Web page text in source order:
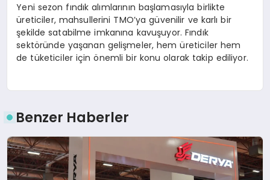
Yeni sezon fındık alımlarının başlamasıyla birlikte
üreticiler, mahsullerini TMO’ya güvenilir ve karlı bir
şekilde satabilme imkanına kavuşuyor. Fındık
sektöründe yaşanan gelişmeler, hem üreticiler hem
de tüketiciler için önemli bir konu olarak takip ediliyor.
Benzer Haberler